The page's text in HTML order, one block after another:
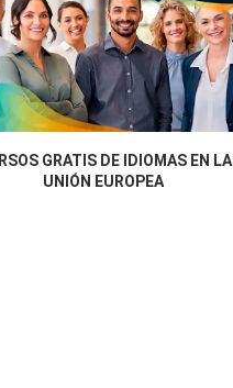
GRATIS DE IDIOMAS EN LA
UNIÓN EUROPEA